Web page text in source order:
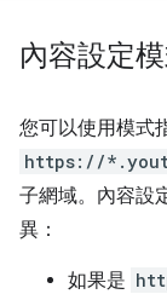
內容設定
您可以使用模式
https://
子網域。內容設
異：
如果是